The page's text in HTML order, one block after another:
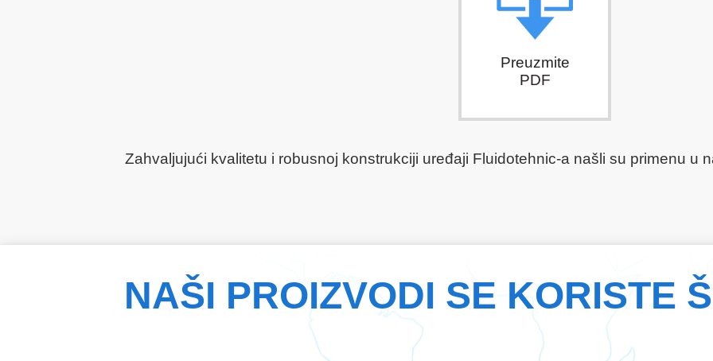
Preuzmite
PDF
Zahvaljujući kvalitetu i robusnoj konstrukciji uređaji Fluidotehnic-a našli su primenu u
NAŠI PROIZVODI SE KORISTE